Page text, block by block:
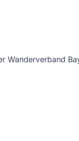
Wanderverband